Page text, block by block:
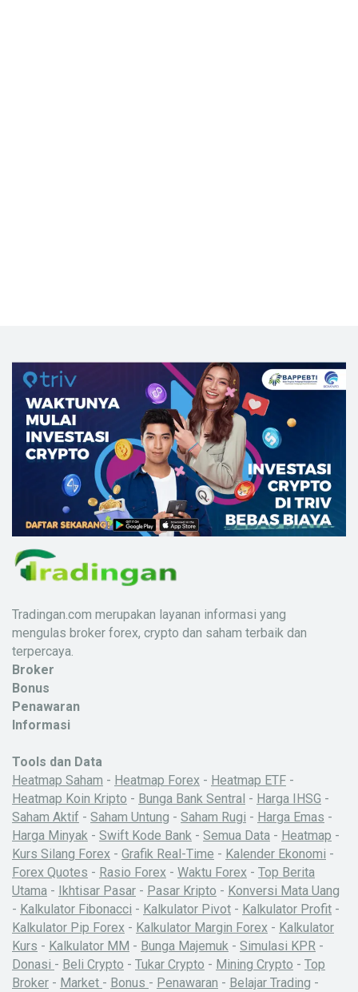
Tradingan.com merupakan layanan informasi yang
mengulas broker forex, crypto dan saham terbaik dan
terpercaya.
Broker
Bonus
Penawaran
Informasi
Tools dan Data
Heatmap Saham - Heatmap Forex - Heatmap ETF -
Heatmap Koin Kripto - Bunga Bank Sentral - Harga IHSG -
Saham Aktif - Saham Untung - Saham Rugi - Harga Emas -
Harga Minyak - Swift Kode Bank - Semua Data - Heatmap -
Kurs Silang Forex - Grafik Real-Time - Kalender Ekonomi -
Forex Quotes - Rasio Forex - Waktu Forex - Top Berita
Utama - Ikhtisar Pasar - Pasar Kripto - Konversi Mata Uang
- Kalkulator Fibonacci - Kalkulator Pivot - Kalkulator Profit -
Kalkulator Pip Forex - Kalkulator Margin Forex - Kalkulator
Kurs - Kalkulator MM - Bunga Majemuk - Simulasi KPR -
Donasi - Beli Crypto - Tukar Crypto - Mining Crypto - Top
Broker - Market - Bonus - Penawaran - Belajar Trading -